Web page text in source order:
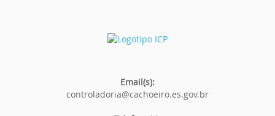
Email(s):
controladoria@cachoeiro.es.gov.br